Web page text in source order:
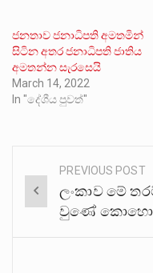
ජනතාව ජනාධිපති අමතමින්
සිටින අතර ජනාධිපති ජාතිය
අමතන්න සැරසෙයි
March 14, 2022
In "දේශීය පුවත්"
Post
navigation
PREVIOUS POST
ලංකාව මේ
වුණේ